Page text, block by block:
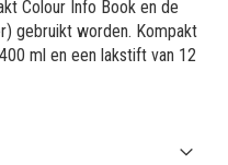
Colour Info Book en de
gebruikt worden. Kompakt
ml en een lakstift van 12